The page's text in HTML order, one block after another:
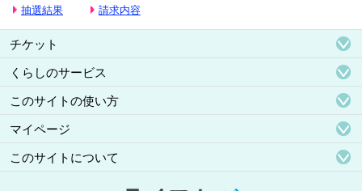
抽選結果
請求内容
チケット
くらしのサービス
このサイトの使い方
マイページ
このサイトについて